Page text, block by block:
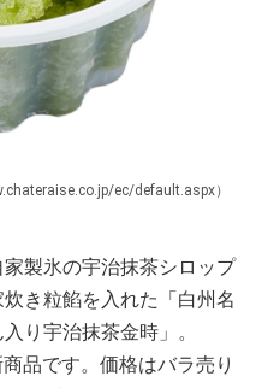
ec/default.aspx）
製氷の宇治抹茶シロップ
き粒餡を入れた「白州名
り宇治抹茶金時」。
品です。価格はバラ売り